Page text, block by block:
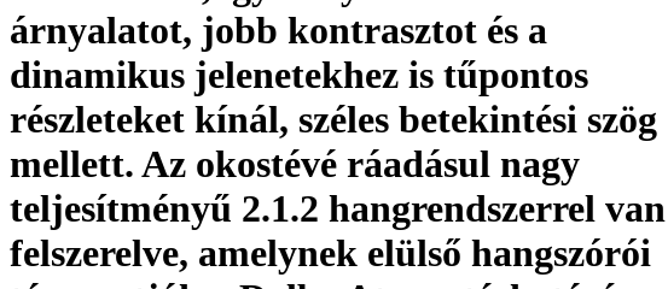
árnyalatot, jobb kontrasztot és a
dinamikus jelenetekhez is tűpontos
részleteket kínál, széles betekintési szög
mellett. Az okostévé ráadásul nagy
teljesítményű 2.1.2 hangrendszerrel van
felszerelve, amelynek elülső hangszórói